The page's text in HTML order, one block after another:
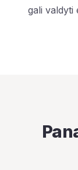
gali valdyti